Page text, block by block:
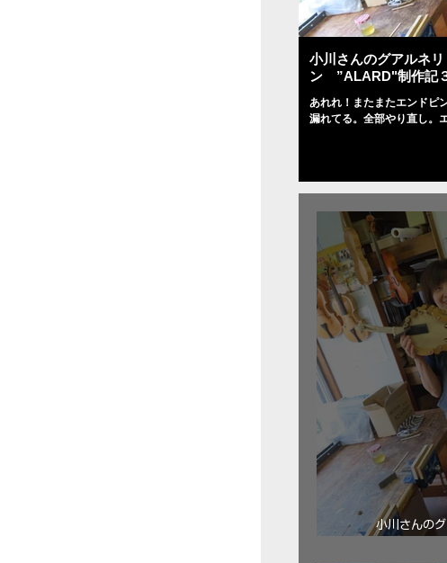
小川さんのグアルネ
ン ”ALARD"制作記
あれれ！またまたエンドピ
漏れてる。全部やり直し。
小川さんの